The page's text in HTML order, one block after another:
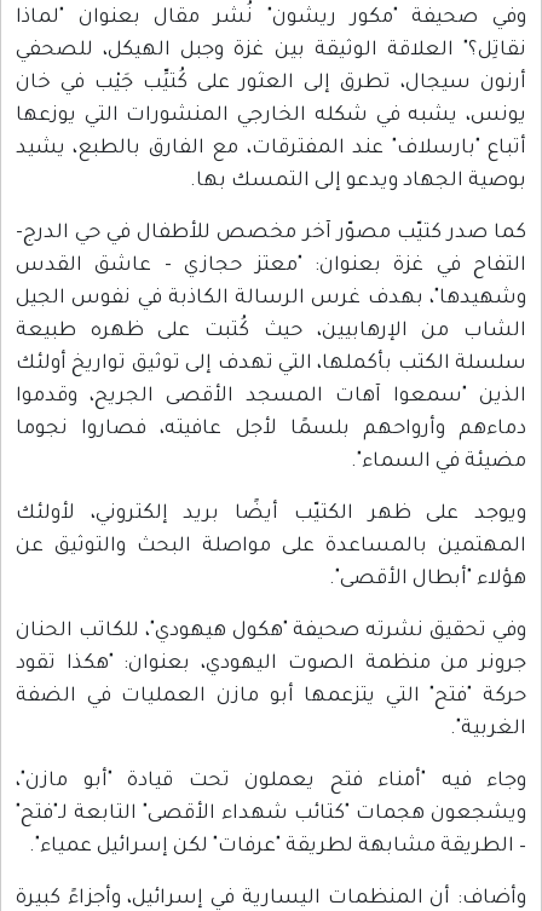
وفي صحيفة "مكور ريشون" نُشر مقال بعنوان "لماذا
نقاتِل؟" العلاقة الوثيقة بين غزة وجبل الهيكل، للصحفي
أرنون سيجال، تطرق إلى العثور على كُتيِّب جَيْب في خان
يونس، يشبه في شكله الخارجي المنشورات التي يوزعها
أتباع "بارسلاف" عند المفترقات، مع الفارق بالطبع، يشيد
بوصية الجهاد ويدعو إلى التمسك بها.
كما صدر كتيّب مصوّر آخر مخصص للأطفال في حي الدرج-
التفاح في غزة بعنوان: "معتز حجازي - عاشق القدس
وشهيدها"، بهدف غرس الرسالة الكاذبة في نفوس الجيل
الشاب من الإرهابيين، حيث كُتبت على ظهره طبيعة
سلسلة الكتب بأكملها، التي تهدف إلى توثيق تواريخ أولئك
الذين "سمعوا آهات المسجد الأقصى الجريح، وقدموا
دماءهم وأرواحهم بلسمًا لأجل عافيته، فصاروا نجوما
مضيئة في السماء".
ويوجد على ظهر الكتيّب أيضًا بريد إلكتروني، لأولئك
المهتمين بالمساعدة على مواصلة البحث والتوثيق عن
هؤلاء "أبطال الأقصى".
وفي تحقيق نشرته صحيفة "هكول هيهودي"، للكاتب الحنان
جرونر من منظمة الصوت اليهودي، بعنوان: "هكذا تقود
حركة "فتح" التي يتزعمها أبو مازن العمليات في الضفة
الغربية".
وجاء فيه "أمناء فتح يعملون تحت قيادة "أبو مازن"،
ويشجعون هجمات "كتائب شهداء الأقصى" التابعة لـ"فتح"
– الطريقة مشابهة لطريقة "عرفات" لكن إسرائيل عمياء".
وأضاف: أن المنظمات اليسارية في إسرائيل، وأجزاءً كبيرة